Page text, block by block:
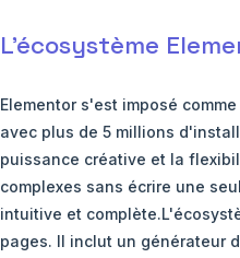
L'écosystème
Elementor s'est imposé
avec plus de 5 millions
puissance créative et la
complexes sans écrire une
intuitive et
pages. Il inclut un générateur